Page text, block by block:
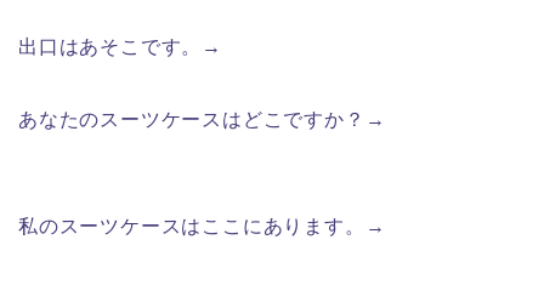
出口はあそこです。→
あなたのスーツケースはどこですか？→
私のスーツケースはここにあります。→